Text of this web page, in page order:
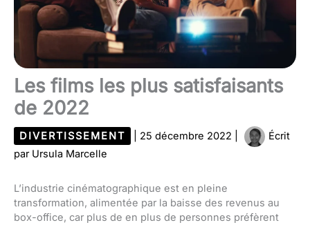
Les films les plus satisfaisants
de 2022
DIVERTISSEMENT 25 décembre 2022
Écrit
par Ursula Marcelle
L’industrie cinématographique est en pleine
transformation, alimentée par la baisse des revenus au
box-office, car plus de en plus de personnes préfèrent